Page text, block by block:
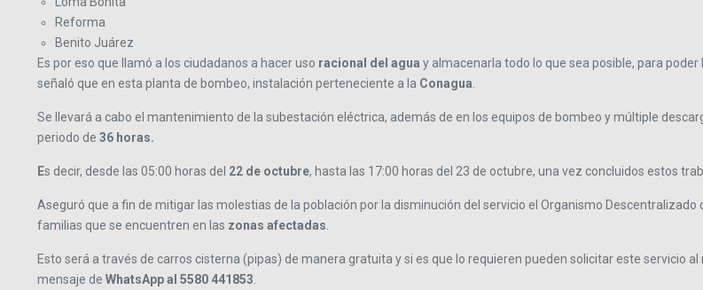
Reforma
Benito Juárez
Es por eso que llamó a los ciudadanos a hacer uso racional del agua y almacenarla todo lo que sea posible, para
señaló que en esta planta de bombeo, instalación perteneciente a la Conagua.
Se llevará a cabo el mantenimiento de la subestación eléctrica, además de en los equipos de bombeo y múltiple
periodo de 36 horas.
Es decir, desde las 05:00 horas del 22 de octubre, hasta las 17:00 horas del 23 de octubre, una vez concluidos estos
Aseguró que a fin de mitigar las molestias de la población por la disminución del servicio el Organismo
familias que se encuentren en las zonas afectadas.
Esto será a través de carros cisterna (pipas) de manera gratuita y si es que lo requieren pueden solicitar este servicio
mensaje de WhatsApp al 5580 441853.